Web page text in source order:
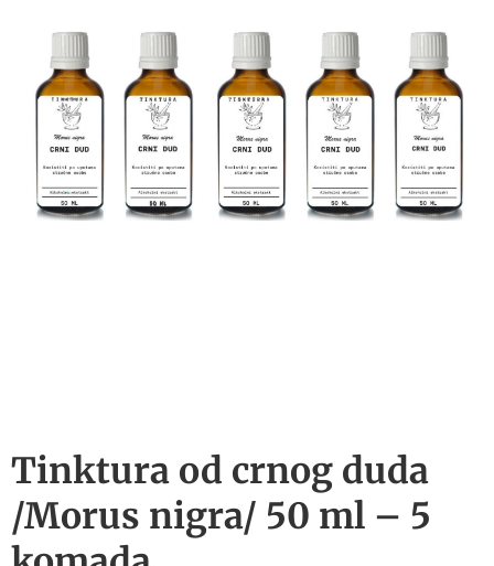
Tinktura od crnog duda
/Morus nigra/ 50 ml – 5